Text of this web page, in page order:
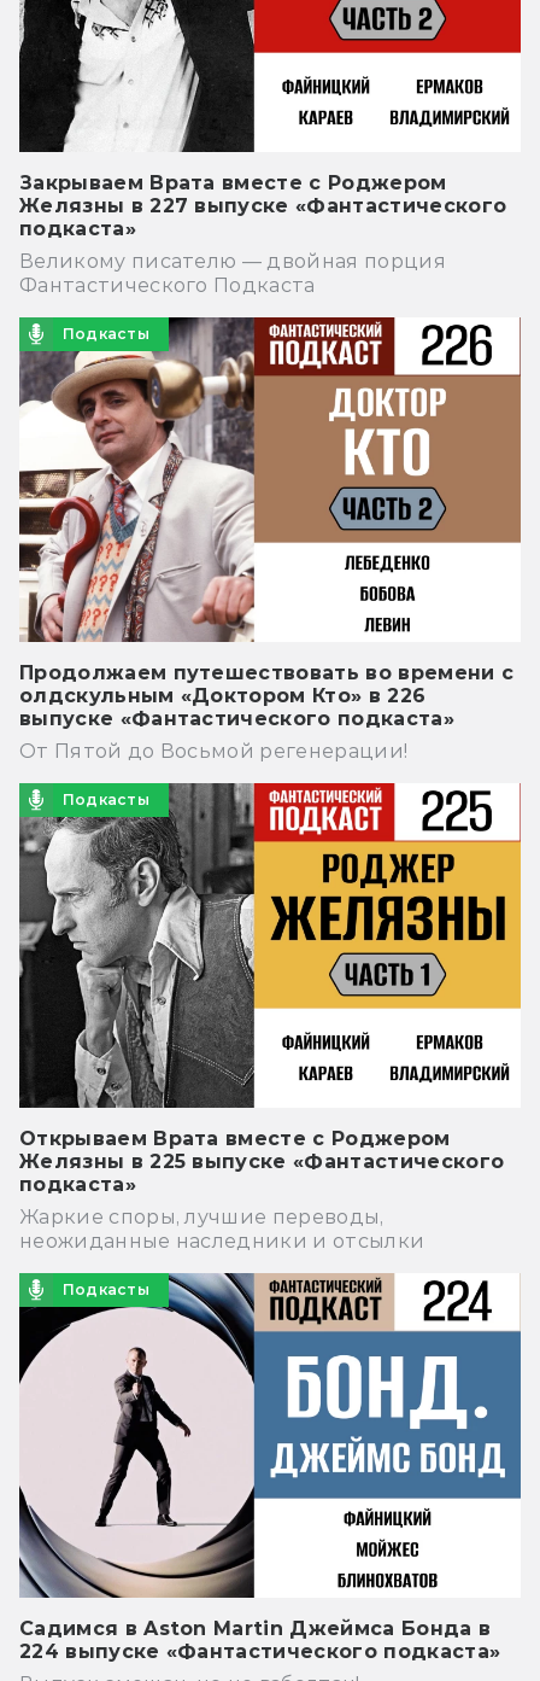
Закрываем Врата вместе с Роджером
Желязны в 227 выпуске «Фантастического
подкаста»
Великому писателю — двойная порция
Фантастического Подкаста
Подкасты
Продолжаем путешествовать во времени с
олдскульным «Доктором Кто» в 226
выпуске «Фантастического подкаста»
От Пятой до Восьмой регенерации!
Подкасты
Открываем Врата вместе с Роджером
Желязны в 225 выпуске «Фантастического
подкаста»
Жаркие споры, лучшие переводы,
неожиданные наследники и отсылки
Подкасты
Садимся в Aston Martin Джеймса Бонда в
224 выпуске «Фантастического подкаста»